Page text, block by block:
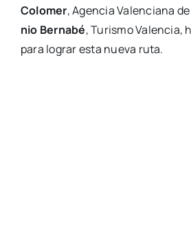
Colo­mer, Agen­cia Valen­cia­na
nio Ber­na­bé, Turis­mo Valen­cia,
para lograr esta nue­va ruta.